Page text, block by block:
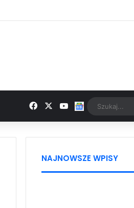
FacebookYouTubeGoogle News
NAJNOWSZE WPISY